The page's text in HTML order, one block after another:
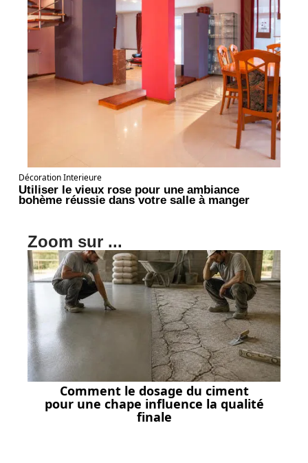
Décoration Interieure
Utiliser le vieux rose pour une ambiance
bohème réussie dans votre salle à manger
Zoom sur ...
Comment le dosage du ciment
pour une chape influence la qualité
finale